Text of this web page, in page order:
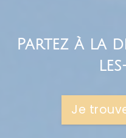
Partez à la
Je